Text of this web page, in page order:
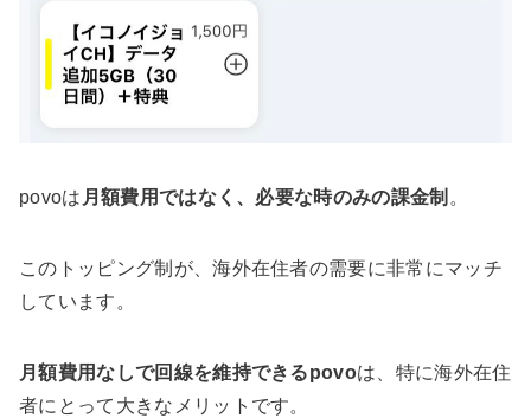
povoは 月額費用ではなく、必要な時のみの課金制 。
このトッピング制が、海外在住者の需要に非常にマッチ
しています。
月額費用なしで回線を維持できるpovoは、特に海外在住
者にとって大きなメリットです。